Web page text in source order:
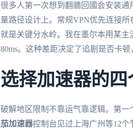
很多人第一次想到翻牆回國会安装通
量路径设计上。常规VPN优先连接
就是关键分水岭。我在墨尔本用某主
80ms。这种差距决定了追剧是否卡顿
选择加速器的
破解地区限制不靠运气靠逻辑。第
茄加速器控制台见过上海广州等12